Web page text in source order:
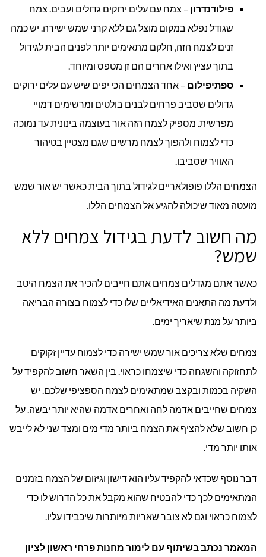
פילודנדרון – צמח עם עלים ירוקים גדולים ועבים. צמח
שגודל נפלא במקום מוצל גם ללא קרני שמש ישירה. יש כמה
זנים לצמח הזה, חלקם מתאימים יותר לפנים הבית לגידול
בתוך עציץ ואילו אחרים הם זן מטפס ומיוחד.
ספתיפילום – אחד הצמחים הכי יפים שיש עם עלים ירוקים
גדולים שסביב פרחים לבנים בולטים ומרשימים דמויי
מפרשית. מספיק לצמח הזה אור בעוצמה בינונית עד נמוכה
כדי לצמוח ולהפוך לצמח מרשים שגם מצטיין בטיהור
האוויר שסביבו.
הצמחים הללו פופולאריים לגידול בתוך הבית כאשר יש אור שמש
מועטה מאוד שיכולה להגיע אל הצמחים הללו.
מה חשוב לדעת בגידול צמחים ללא
שמש?
כאשר אתם מגדלים צמחים אתם חייבים להכיר את הצמח היטב
ולדעת מה התאנים האידיאליים שלו כדי לצמוח בצורה הבריאה
ביותר על מנת שיאריך ימים.
צמחים שלא צריכים אור שמש ישירה כדי לצמוח עדיין זקוקים
לתחזוקה והשגחה כדי שיצמחו כראוי. בין השאר חשוב להקפיד על
השקיה בכמות ובקצב שמתאימים לצמח הספציפי שלכם. יש
צמחים שחייבים אדמה לחה ואחרים אדמה שהיא יותר יבשה. על
כן חשוב שלא להציף את הצמח ביותר מדי מים ומצד שני לא לייבש
אותו יותר מדי.
דבר נוסף שכדאי להקפיד עליו הוא דישון וגיזום של הצמח בזמנים
המתאימים לכך כדי להבטיח שהוא מקבל את כל הדרוש לו כדי
לצמוח כראוי וגם לא צובר שאריות מיותרות שיכבידו עליו.
המאמר נכתב בשיתוף עם לימור מחנות פרחי ראשון לציון